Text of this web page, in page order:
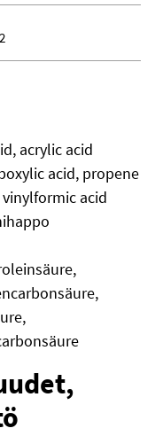
2
acrylic acid
acid, propene
acid